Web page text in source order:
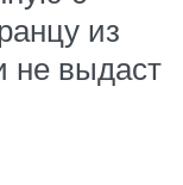
из
не выдаст